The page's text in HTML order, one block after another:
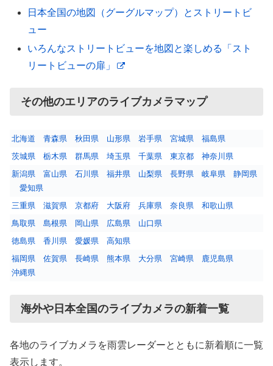
日本全国の地図（グーグルマップ）とストリートビ
ュー
いろんなストリートビューを地図と楽しめる「スト
リートビューの扉」
その他のエリアのライブカメラマップ
北海道 青森県 秋田県 山形県 岩手県 宮城県
福島県
茨城県
栃木県 群馬県 埼玉県 千葉県 東京都
神奈川県
新潟県
富山県 石川県 福井県 山梨県 長野県 岐阜県
静岡県
愛知県
三重県
滋賀県 京都府 大阪府 兵庫県 奈良県
和歌山県
鳥取県
島根県 岡山県 広島県
山口県
徳島県
香川県 愛媛県
高知県
福岡県
佐賀県 長崎県 熊本県 大分県 宮崎県
鹿児島県
沖縄県
海外や日本全国のライブカメラの新着一覧
各地のライブカメラを雨雲レーダーとともに新着順に一覧
表示します。